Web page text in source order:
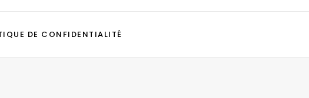
DE CONFIDENTIALITÉ